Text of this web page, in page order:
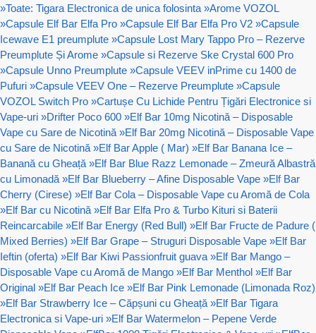
»Toate: Tigara Electronica de unica folosinta »Arome VOZOL
»Capsule Elf Bar Elfa Pro »Capsule Elf Bar Elfa Pro V2 »Capsule
Icewave E1 preumplute »Capsule Lost Mary Tappo Pro – Rezerve
Preumplute Și Arome »Capsule si Rezerve Ske Crystal 600 Pro
»Capsule Unno Preumplute »Capsule VEEV inPrime cu 1400 de
Pufuri »Capsule VEEV One – Rezerve Preumplute »Capsule
VOZOL Switch Pro »Cartușe Cu Lichide Pentru Țigări Electronice si
Vape-uri »Drifter Poco 600 »Elf Bar 10mg Nicotină – Disposable
Vape cu Sare de Nicotină »Elf Bar 20mg Nicotină – Disposable Vape
cu Sare de Nicotină »Elf Bar Apple ( Mar) »Elf Bar Banana Ice –
Banană cu Gheață »Elf Bar Blue Razz Lemonade – Zmeură Albastră
cu Limonadă »Elf Bar Blueberry – Afine Disposable Vape »Elf Bar
Cherry (Cirese) »Elf Bar Cola – Disposable Vape cu Aromă de Cola
»Elf Bar cu Nicotină »Elf Bar Elfa Pro & Turbo Kituri si Baterii
Reincarcabile »Elf Bar Energy (Red Bull) »Elf Bar Fructe de Padure (
Mixed Berries) »Elf Bar Grape – Struguri Disposable Vape »Elf Bar
Ieftin (oferta) »Elf Bar Kiwi Passionfruit guava »Elf Bar Mango –
Disposable Vape cu Aromă de Mango »Elf Bar Menthol »Elf Bar
Original »Elf Bar Peach Ice »Elf Bar Pink Lemonade (Limonada Roz)
»Elf Bar Strawberry Ice – Căpșuni cu Gheață »Elf Bar Tigara
Electronica si Vape-uri »Elf Bar Watermelon – Pepene Verde